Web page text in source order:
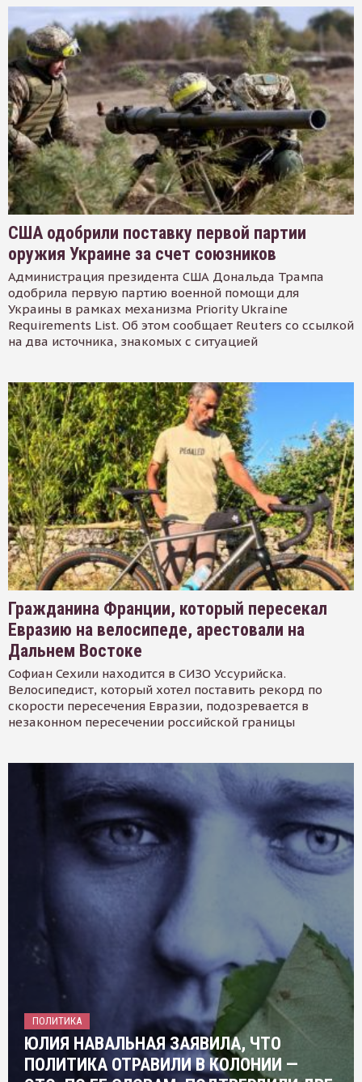
США одобрили поставку первой партии
оружия Украине за счет союзников
Администрация президента США Дональда Трампа
одобрила первую партию военной помощи для
Украины в рамках механизма Priority Ukraine
Requirements List. Об этом сообщает Reuters со ссылкой
на два источника, знакомых с ситуацией
Гражданина Франции, который пересекал
Евразию на велосипеде, арестовали на
Дальнем Востоке
Софиан Сехили находится в СИЗО Уссурийска.
Велосипедист, который хотел поставить рекорд по
скорости пересечения Евразии, подозревается в
незаконном пересечении российской границы
ПОЛИТИКА
ЮЛИЯ НАВАЛЬНАЯ ЗАЯВИЛА, ЧТО
ПОЛИТИКА ОТРАВИЛИ В КОЛОНИИ —